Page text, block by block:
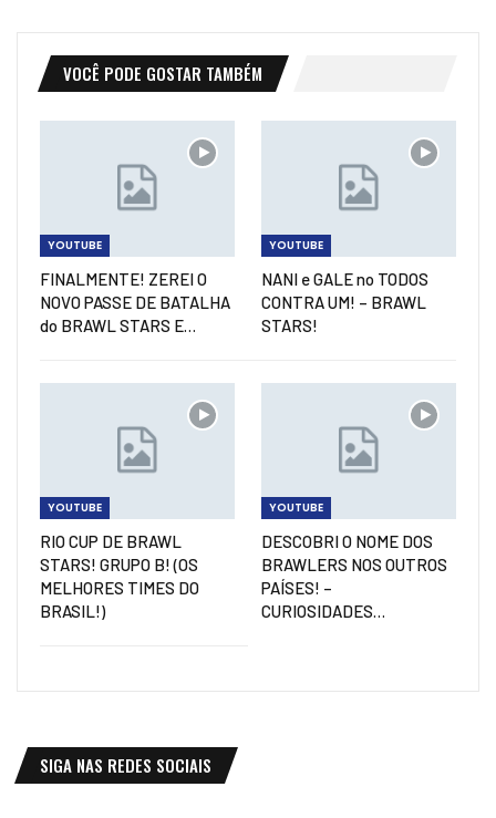
VOCÊ PODE GOSTAR TAMBÉM
YOUTUBE
FINALMENTE! ZEREI O
NOVO PASSE DE BATALHA
do BRAWL STARS E…
YOUTUBE
NANI e GALE no TODOS
CONTRA UM! – BRAWL
STARS!
YOUTUBE
RIO CUP DE BRAWL
STARS! GRUPO B! (OS
MELHORES TIMES DO
BRASIL!)
YOUTUBE
DESCOBRI O NOME DOS
BRAWLERS NOS OUTROS
PAÍSES! –
CURIOSIDADES…
SIGA NAS REDES SOCIAIS